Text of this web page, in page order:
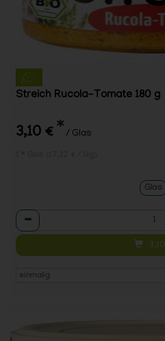
Streich Rucola-Tomate 180 g
3,10 € * / Glas
Glas
Anzahl
3,10